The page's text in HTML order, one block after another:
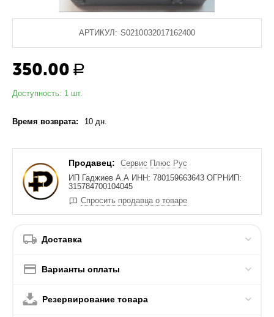
АРТИКУЛ: S0210032017162400
350.00 Р
Доступность: 1 шт.
Время возврата: 10 дн.
Продавец:
Сервис Плюс Рус
ИП Гаджиев А.А ИНН: 780159663643 ОГРНИП:
315784700104045
Спросить продавца о товаре
Доставка
Варианты оплаты
Резервирование товара